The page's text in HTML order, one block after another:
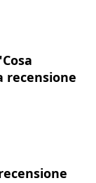
recensione